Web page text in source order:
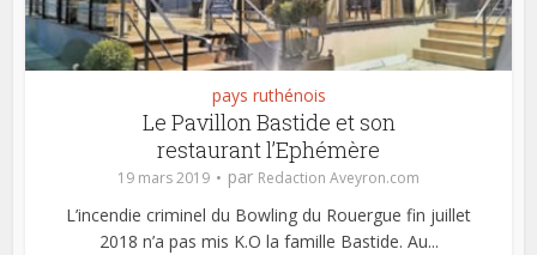
pays ruthénois
Le Pavillon Bastide et son
restaurant l’Ephémère
19 mars 2019 par Redaction Aveyron.com
L’incendie criminel du Bowling du Rouergue fin juillet
2018 n’a pas mis K.O la famille Bastide. Au...